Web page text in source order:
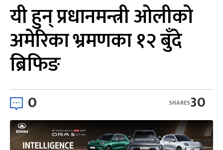
यी हुन् प्रधानमन्त्री ओलीको
अमेरिका भ्रमणका १२ बुँदे
ब्रिफिङ
0 30
SHARES